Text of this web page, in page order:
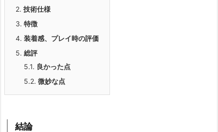
2. 技術仕様
3. 特徴
4. 装着感、プレイ時の評価
5. 総評
5.1. 良かった点
5.2. 微妙な点
結論